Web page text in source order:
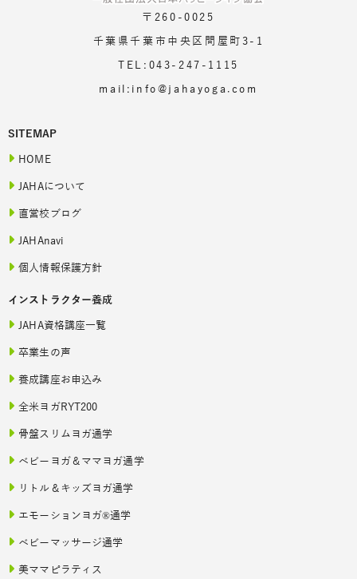
〒260-0025
千葉県千葉市中央区問屋町3-1
TEL:043-247-1115
mail:info@jahayoga.com
SITEMAP
HOME
JAHAについて
直営校ブログ
JAHAnavi
個人情報保護方針
インストラクター養成
JAHA資格講座一覧
卒業生の声
養成講座お申込み
全米ヨガRYT200
骨盤スリムヨガ通学
ベビーヨガ＆ママヨガ通学
リトル＆キッズヨガ通学
エモーションヨガ®通学
ベビーマッサージ通学
美ママピラティス